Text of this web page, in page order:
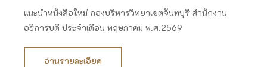
แนะนำหนังสือใหม่ กองบริหารวิทยาเขตจันทบุรี สำนักงาน
อธิการบดี ประจำเดือน พฤษภาคม พ.ศ.2569
อ่านรายละเอียด